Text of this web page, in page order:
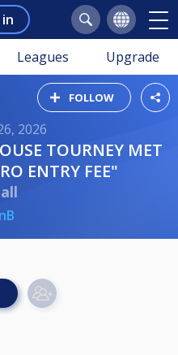
Leagues Upgrade
FOLLOW
2026
ENTRY FEE"